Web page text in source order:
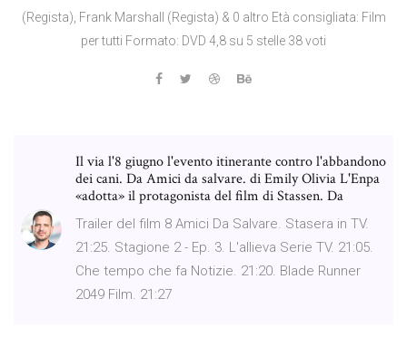
(Regista), Frank Marshall (Regista) & 0 altro Età consigliata: Film
per tutti Formato: DVD 4,8 su 5 stelle 38 voti
Il via l'8 giugno l'evento itinerante contro l'abbandono
dei cani. Da Amici da salvare. di Emily Olivia L'Enpa
«adotta» il protagonista del film di Stassen. Da
Trailer del film 8 Amici Da Salvare. Stasera in TV.
21:25. Stagione 2 - Ep. 3. L'allieva Serie TV. 21:05.
Che tempo che fa Notizie. 21:20. Blade Runner
2049 Film. 21:27